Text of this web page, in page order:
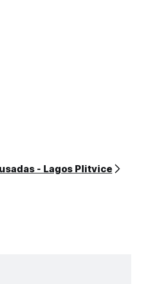
- Lagos Plitvice